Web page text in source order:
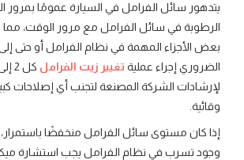
يتدهور سائل الفرامل في السيارة عمومًا بمرور
الرطوبة في سائل الفرامل مع مرور الوقت، مما
بعض الأجزاء المهمة في نظام الفرامل أو حتى
الضروري إجراء عملية تغيير زيت الفرامل
لإرشادات الشركة المصنعة لتجنب أي إصلاحات
وقائية.
إذا كان مستوى سائل الفرامل منخفضًا
وجود تسرب في نظام الفرامل يجب استشارة